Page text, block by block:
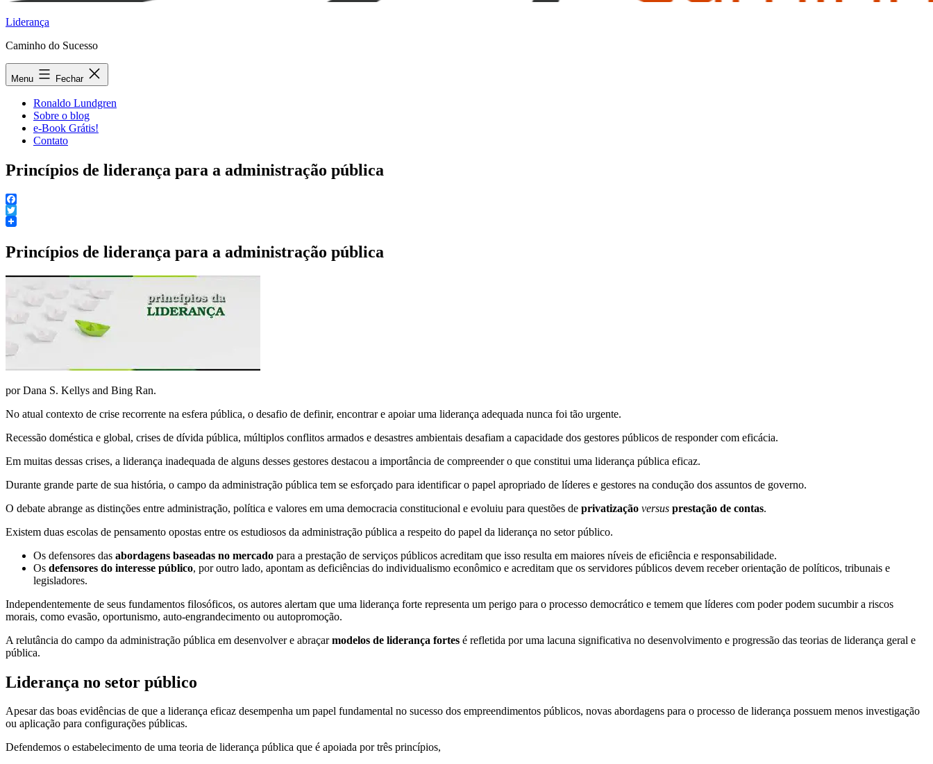
Liderança
Caminho do Sucesso
Menu Fechar
Ronaldo Lundgren
Sobre o blog
e-Book Grátis!
Contato
Princípios de liderança para a administração pública
Facebook
Twitter
Princípios de liderança para a administração pública
por Dana S. Kellys and Bing Ran.
No atual contexto de crise recorrente na esfera pública, o desafio de definir, encontrar e apoiar uma liderança adequada nunca foi tão urgente.
Recessão doméstica e global, crises de dívida pública, múltiplos conflitos armados e desastres ambientais desafiam a capacidade dos gestores públicos de responder com eficácia.
Em muitas dessas crises, a liderança inadequada de alguns desses gestores destacou a importância de compreender o que constitui uma liderança pública eficaz.
Durante grande parte de sua história, o campo da administração pública tem se esforçado para identificar o papel apropriado de líderes e gestores na condução dos assuntos de governo.
O debate abrange as distinções entre administração, política e valores em uma democracia constitucional e evoluiu para questões de privatização versus prestação de contas.
Existem duas escolas de pensamento opostas entre os estudiosos da administração pública a respeito do papel da liderança no setor público.
Os defensores das abordagens baseadas no mercado para a prestação de serviços públicos acreditam que isso resulta em maiores níveis de eficiência e responsabilidade.
Os defensores do interesse público, por outro lado, apontam as deficiências do individualismo econômico e acreditam que os servidores públicos devem receber orientação de políticos, tribunais e
legisladores.
Independentemente de seus fundamentos filosóficos, os autores alertam que uma liderança forte representa um perigo para o processo democrático e temem que líderes com poder podem sucumbir a riscos
morais, como evasão, oportunismo, auto-engrandecimento ou autopromoção.
A relutância do campo da administração pública em desenvolver e abraçarmodelos de liderança fortes é refletida por uma lacuna significativa no desenvolvimento e progressão das teorias de liderança geral e
pública.
Liderança no setor público
Apesar das boas evidências de que a liderança eficaz desempenha um papel fundamental no sucesso dos empreendimentos públicos, novas abordagens para o processo de liderança possuem menos investigação
ou aplicação para configurações públicas.
Defendemos o estabelecimento de uma teoria de liderança pública que é apoiada por três princípios,